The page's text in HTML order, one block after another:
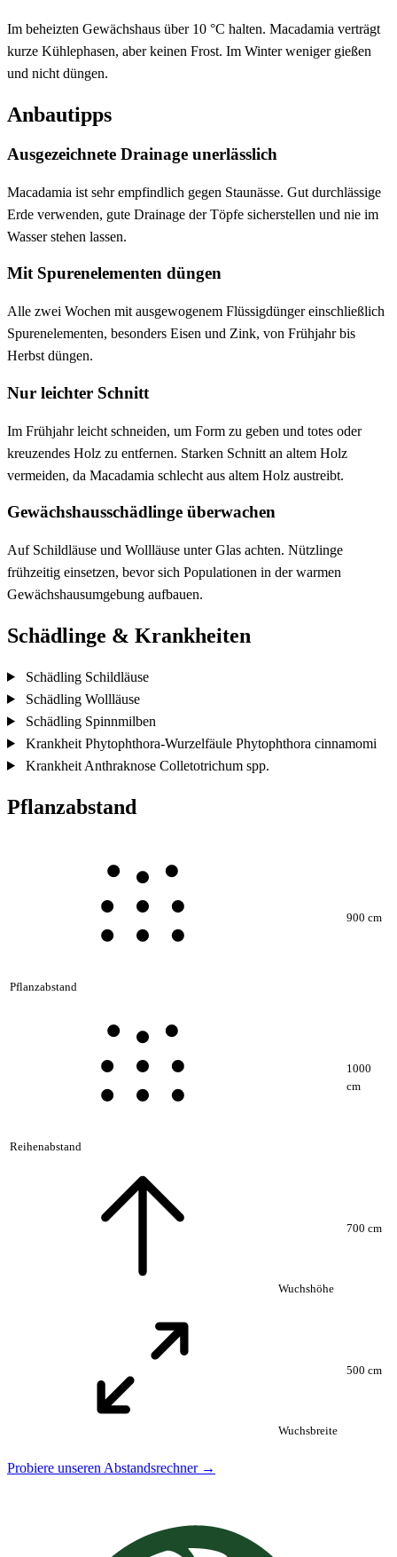
Im beheizten Gewächshaus über 10 °C halten. Macadamia verträgt
kurze Kühlephasen, aber keinen Frost. Im Winter weniger gießen
und nicht düngen.
Anbautipps
Ausgezeichnete Drainage unerlässlich
Macadamia ist sehr empfindlich gegen Staunässe. Gut durchlässige
Erde verwenden, gute Drainage der Töpfe sicherstellen und nie im
Wasser stehen lassen.
Mit Spurenelementen düngen
Alle zwei Wochen mit ausgewogenem Flüssigdünger einschließlich
Spurenelementen, besonders Eisen und Zink, von Frühjahr bis
Herbst düngen.
Nur leichter Schnitt
Im Frühjahr leicht schneiden, um Form zu geben und totes oder
kreuzendes Holz zu entfernen. Starken Schnitt an altem Holz
vermeiden, da Macadamia schlecht aus altem Holz austreibt.
Gewächshausschädlinge überwachen
Auf Schildläuse und Wollläuse unter Glas achten. Nützlinge
frühzeitig einsetzen, bevor sich Populationen in der warmen
Gewächshausumgebung aufbauen.
Schädlinge & Krankheiten
Schädling Schildläuse
Schädling Wollläuse
Schädling Spinnmilben
Krankheit Phytophthora-Wurzelfäule Phytophthora cinnamomi
Krankheit Anthraknose Colletotrichum spp.
Pflanzabstand
Pflanzabstand
900 cm
Reihenabstand
1000
cm
Wuchshöhe
700 cm
Wuchsbreite
500 cm
Probiere unseren Abstandsrechner →